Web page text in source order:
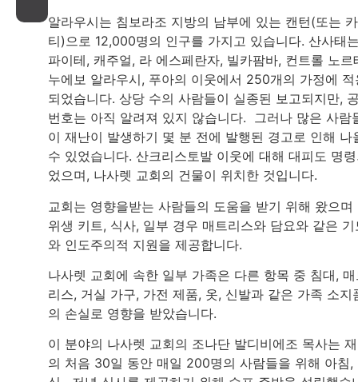
알라우시는 침보라조 지방의 남부에 있는 캔턴(또는
티)으로 12,000명의 인구를 가지고 있습니다. 산사태
파이테, 캐주얼, 라 에스페란자, 빌카팜바, 컨트롤 노르
누에보 알라우시, 푸아의 이웃에서 250개의 가정에 적
되었습니다. 상당 수의 사람들이 실종된 보고되지만,
번호는 아직 알려져 있지 않습니다. 그러나 많은 사람
이 재난이 발생하기 몇 분 전에 발행된 경고로 인해 나
수 있었습니다. 산크리스토발 이웃에 대해 대피도 명
었으며, 나사렛 교회의 건물이 위치한 것입니다.
교회는 영향을받는 사람들의 도움을 받기 위해 왔으며
위생 키트, 식사, 일부 경우 매트리스와 담요와 같은 기
와 인도주의적 지원을 제공합니다.
나사렛 교회에 속한 일부 가족은 다른 항목 중 침대,
리스, 거실 가구, 가전 제품, 옷, 신발과 같은 가족 소지
의 손실로 영향을 받았습니다.
이 분야의 나사렛 교회의 조나단 발디비에조 목사는
의 처음 30일 동안 매일 200명의 사람들을 위해 아침,